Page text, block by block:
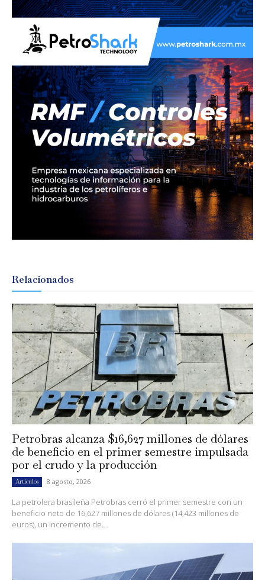
Relacionados
Petrobras alcanza $16,627 millones de dólares
de beneficio en el primer semestre impulsada
por el crudo y la producción
Artículos 8 agosto, 2026
La petrolera brasileña Petrobras cerró el primer semestre con un
beneficio neto de 16,627 millones de dólares (14,423 millones de
euros), un incremento de...